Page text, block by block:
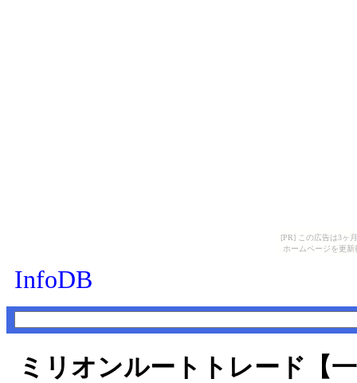
[PR] この広告は3ヶ
ホームページを更
InfoDB
ミリオンルートトレード【